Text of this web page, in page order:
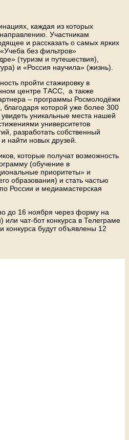
каждая из которых
Участникам
и рассказать о самых ярких
без фильтров»
(туризм и путешествия),
и «Россия научила» (жизнь).
пройти стажировку в
центре ТАСС, а также
– программы Росмолодёжи
которой уже более 300
уникальные места нашей
университетов
разработать собственный
найти новых друзей.
которые получат возможность
(обучение в
приоритеты» и
образования) и стать частью
России и медиамастерская
до 16 ноября через форму на
или чат-бот конкурса в Телеграме
конкурса будут объявлены 12